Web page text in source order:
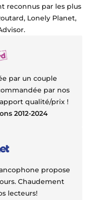
reconnus par les plus
Lonely Planet,
par un couple
par nos
qualité/prix !
2012-2024
propose
Chaudement
lecteurs!